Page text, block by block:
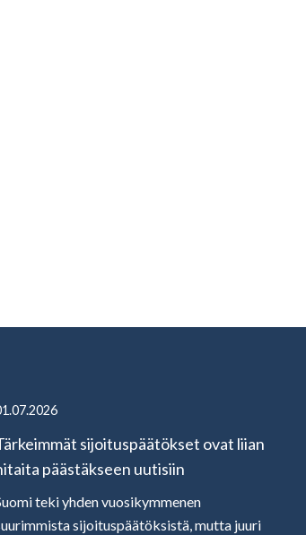
sijoituspäätökset ovat liian
päästäkseen uutisiin
teki yhden vuosikymmenen
sijoituspäätöksistä, mutta juuri